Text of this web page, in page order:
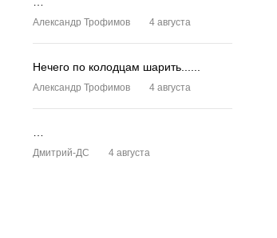
Александр Трофимов 4 августа
Нечего по колодцам шарить......
Александр Трофимов 4 августа
Дмитрий-ДС 4 августа